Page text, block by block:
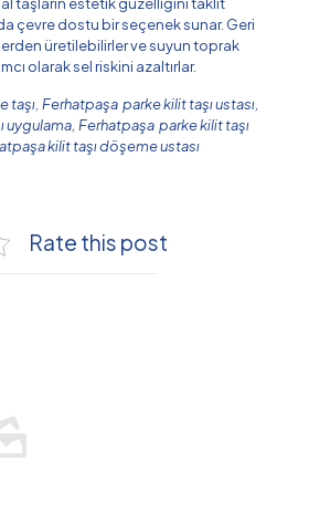
çevre dostu bir seçenek sunar. Geri
üretilebilirler ve suyun toprak
olarak sel riskini azaltırlar.
Ferhatpaşa parke kilit taşı ustası,
uygulama, Ferhatpaşa parke kilit taşı
kilit taşı döşeme ustası
Rate this post